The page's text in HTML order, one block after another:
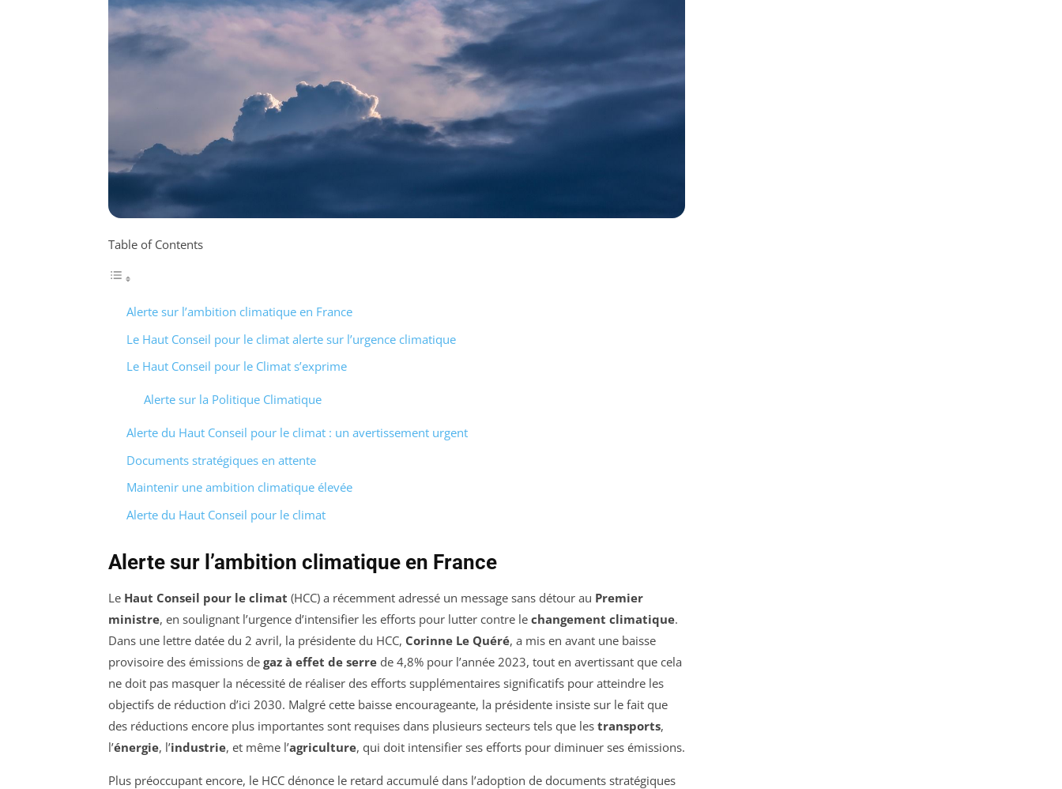
Table of Contents
Alerte sur l’ambition climatique en France
Le Haut Conseil pour le climat alerte sur l’urgence climatique
Le Haut Conseil pour le Climat s’exprime
Alerte sur la Politique Climatique
Alerte du Haut Conseil pour le climat : un avertissement urgent
Documents stratégiques en attente
Maintenir une ambition climatique élevée
Alerte du Haut Conseil pour le climat
Alerte sur l’ambition climatique en France
Le Haut Conseil pour le climat (HCC) a récemment adressé un message sans détour au Premier
ministre, en soulignant l’urgence d’intensifier les efforts pour lutter contre le changement climatique.
Dans une lettre datée du 2 avril, la présidente du HCC, Corinne Le Quéré, a mis en avant une baisse
provisoire des émissions de gaz à effet de serre de 4,8% pour l’année 2023, tout en avertissant que cela
ne doit pas masquer la nécessité de réaliser des efforts supplémentaires significatifs pour atteindre les
objectifs de réduction d’ici 2030. Malgré cette baisse encourageante, la présidente insiste sur le fait que
des réductions encore plus importantes sont requises dans plusieurs secteurs tels que les transports,
l’énergie, l’industrie, et même l’agriculture, qui doit intensifier ses efforts pour diminuer ses émissions.
Plus préoccupant encore, le HCC dénonce le retard accumulé dans l’adoption de documents stratégiques